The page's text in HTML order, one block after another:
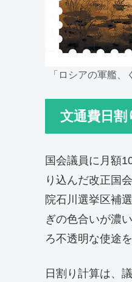
「ロシアの軍艦
文通費日
国会議員に月額
り込んだ改正国
院石川選挙区補
ぎの色合いが濃
ろ不透明な使途
日割り計算は、